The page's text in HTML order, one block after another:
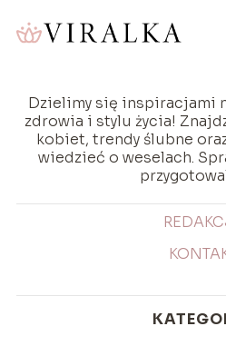
Dzielimy się inspiracjami
zdrowia i stylu życia!
kobiet, trendy ślubne
wiedzieć o weselach.